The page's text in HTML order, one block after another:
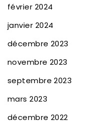
février 2024
janvier 2024
décembre 2023
novembre 2023
septembre 2023
mars 2023
décembre 2022